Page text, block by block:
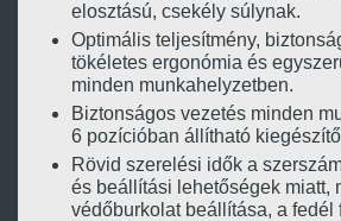
elosztású, csekély súlynak.
Optimális teljesítmény,
tökéletes ergonómia és
minden munkahelyzetben.
Biztonságos vezetés minden
6 pozícióban állítható
Rövid szerelési idők a
és beállítási lehetőségek miatt,
védőburkolat beállítása, a fedél